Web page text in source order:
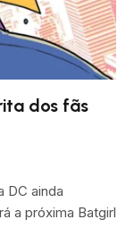
dos fãs
DC ainda
a próxima Batgirl